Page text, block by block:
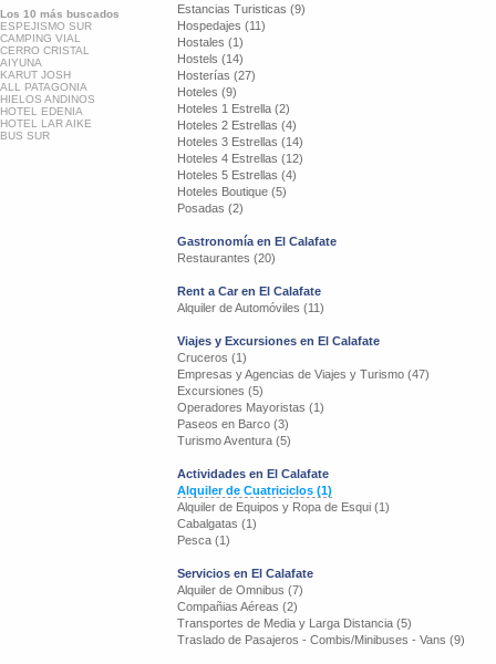
Los 10 más buscados
ESPEJISMO SUR
CAMPING VIAL
CERRO CRISTAL
AIYUNA
KARUT JOSH
ALL PATAGONIA
HIELOS ANDINOS
HOTEL EDENIA
HOTEL LAR AIKE
BUS SUR
Estancias Turisticas (9)
Hospedajes (11)
Hostales (1)
Hostels (14)
Hosterías (27)
Hoteles (9)
Hoteles 1 Estrella (2)
Hoteles 2 Estrellas (4)
Hoteles 3 Estrellas (14)
Hoteles 4 Estrellas (12)
Hoteles 5 Estrellas (4)
Hoteles Boutique (5)
Posadas (2)
Gastronomía en El Calafate
Restaurantes (20)
Rent a Car en El Calafate
Alquiler de Automóviles (11)
Viajes y Excursiones en El Calafate
Cruceros (1)
Empresas y Agencias de Viajes y Turismo (47)
Excursiones (5)
Operadores Mayoristas (1)
Paseos en Barco (3)
Turismo Aventura (5)
Actividades en El Calafate
Alquiler de Cuatriciclos (1)
Alquiler de Equipos y Ropa de Esqui (1)
Cabalgatas (1)
Pesca (1)
Servicios en El Calafate
Alquiler de Omnibus (7)
Compañias Aéreas (2)
Transportes de Media y Larga Distancia (5)
Traslado de Pasajeros - Combis/Minibuses - Vans (9)